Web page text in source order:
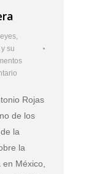
,
su
Rojas
de los
la
la
en México,